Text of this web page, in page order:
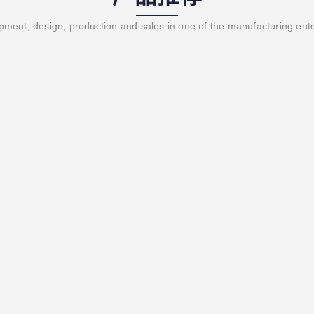
design, production and sales in one of the manufacturing